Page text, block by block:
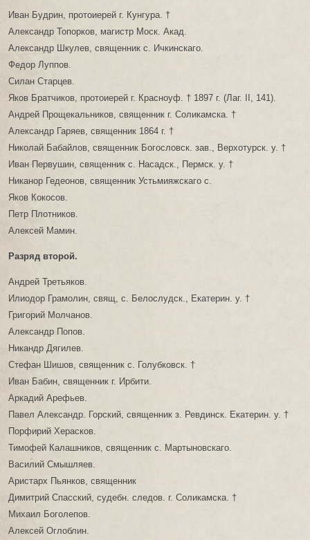
Иван Будрин, протоиерей г. Кунгура. †
Александр Топорков, магистр Моск. Акад.
Александр Шкулев, священник с. Ичкинскаго.
Федор Луппов.
Силан Старцев.
Яков Братчиков, протоиерей г. Красноуф. † 1897 г. (Лаг. II, 141).
Андрей Прощекальников, священник г. Соликамска. †
Александр Гаряев, священник 1864 г. †
Николай Бабайлов, священник Богословск. зав., Верхотурск. у. †
Иван Первушин, священник с. Насадск., Пермск. у. †
Никанор Гедеонов, священник Устьмияжскаго с.
Яков Кокосов.
Петр Плотников.
Алексей Мамин.
Разряд второй.
Андрей Третьяков.
Илиодор Грамолин, свящ, с. Белослудск., Екатерин. у. †
Григорий Молчанов.
Александр Попов.
Никандр Дягилев.
Стефан Шишов, священник с. Голубковск. †
Иван Бабин, священник г. Ирбити.
Аркадий Арефьев.
Павел Александр. Горский, священник з. Ревдинск. Екатерин. у. †
Порфирий Херасков.
Тимофей Калашников, священник с. Мартыновскаго.
Василий Смышляев.
Аристарх Пьянков, священник
Димитрий Спасский, судебн. следов. г. Соликамска. †
Михаил Боголепов.
Алексей Оглоблин.